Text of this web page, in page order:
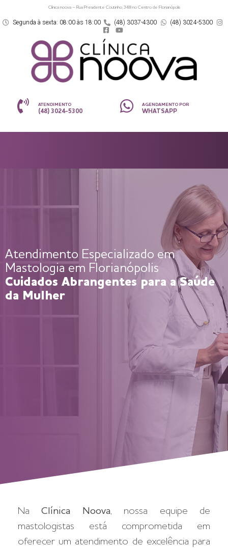
Clínica noova – Rua Presidente Coutinho, 348 no Centro de Florianópolis
Segunda à sexta: 08:00 às 18:00 (48) 3037-4300 (48) 3024-5300
ATENDIMENTO
(48) 3024-5300
AGENDAMENTO POR
WHATSAPP
mastologia em Florianópolis
Atendimento Especializado em
Mastologia em Florianópolis
Cuidados Abrangentes para a Saúde
da Mulher
NaClínica Noova, nossa equipe de
mastologistas está comprometida em
oferecer um atendimento de excelência para